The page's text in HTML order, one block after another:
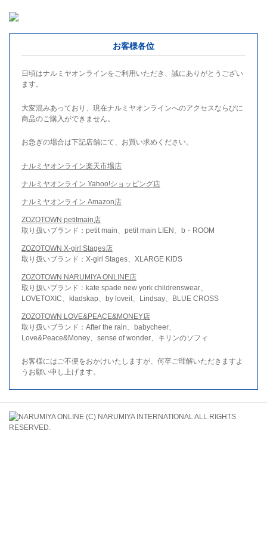
お客様各位
日頃はナルミヤオンラインをご利用いただき、誠にありがとうござい
ます。
大変混みあっており、現在ナルミヤオンラインへのアクセスならびに
商品のご購入ができません。
お急ぎの場合は下記店舗にて、お買い求めください。
ナルミヤオンライン楽天市場店
ナルミヤオンライン Yahoo!ショッピング店
ナルミヤオンライン Amazon店
ZOZOTOWN petitmain店
取り扱いブランド：petit main、petit main LIEN、b・ROOM
ZOZOTOWN X-girl Stages店
取り扱いブランド：X-girl Stages、XLARGE KIDS
ZOZOTOWN NARUMIYA ONLINE店
取り扱いブランド：kate spade new york childrenswear、
LOVETOXIC、kladskap、by loveit、Lindsay、BLUE CROSS
ZOZOTOWN LOVE&PEACE&MONEY店
取り扱いブランド：After the rain、babycheer、
Love&Peace&Money、sense of wonder、キリンのソフィ
お客様にはご不便をおかけいたしますが、何卒ご理解いただきますよ
うお願い申し上げます。